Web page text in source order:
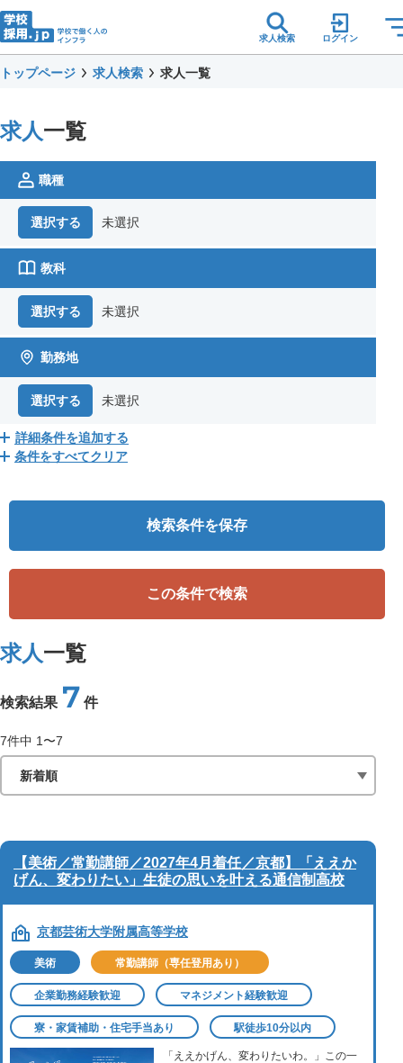
求人検索 ログイン
トップページ 求人検索 求人一覧
求人一覧
職種
選択する 未選択
教科
選択する 未選択
勤務地
選択する 未選択
詳細条件を追加する
条件をすべてクリア
検索条件を保存
この条件で検索
求人一覧
検索結果 7 件
7件中 1〜7
【美術／常勤講師／2027年4月着任／京都】「ええか
げん、変わりたい」生徒の思いを叶える通信制高校
京都芸術大学附属高等学校
美術 常勤講師（専任登用あり）
企業勤務経験歓迎 マネジメント経験歓迎
寮・家賃補助・住宅手当あり 駅徒歩10分以内
「ええかげん、変わりたいわ。」この⼀